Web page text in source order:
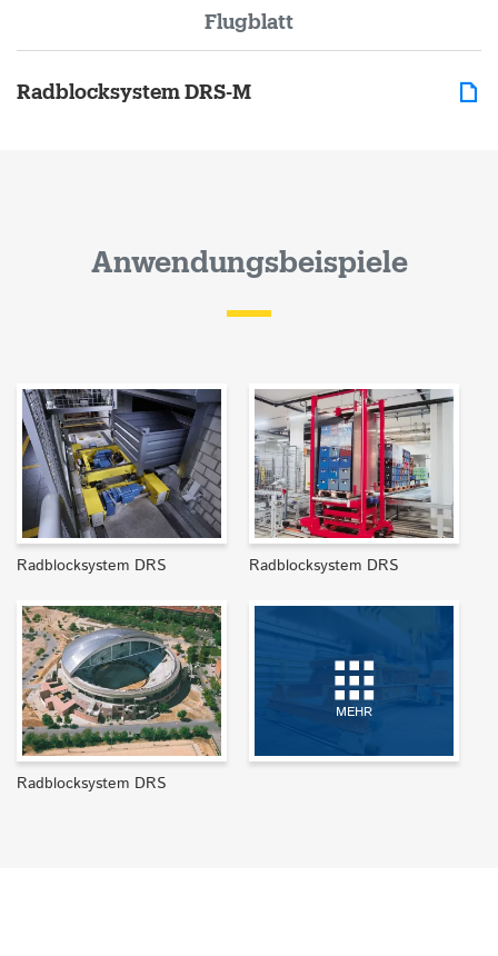
Flugblatt
Radblocksystem DRS-M
Anwendungsbeispiele
Radblocksystem DRS Radblocksystem DRS
Radblocksystem DRS
MEHR